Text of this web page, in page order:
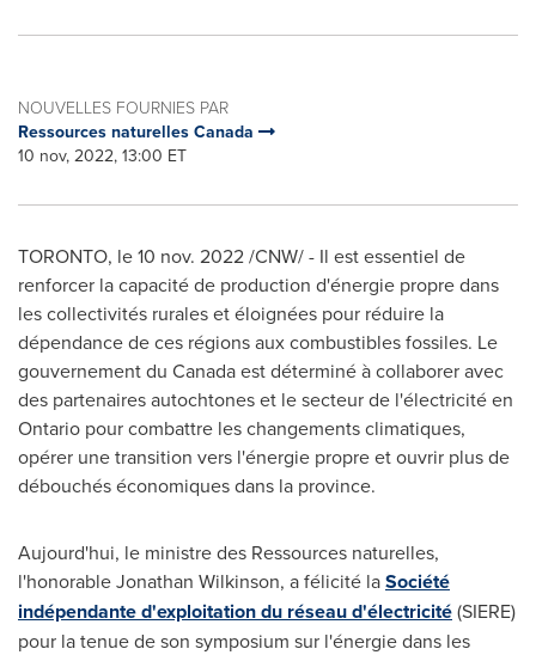
NOUVELLES FOURNIES PAR
Ressources naturelles Canada
10 nov, 2022, 13:00 ET
TORONTO, le10 nov. 2022/CNW/ - Il est essentiel de
renforcer la capacité de production d'énergie propre dans
les collectivités rurales et éloignées pour réduire la
dépendance de ces régions aux combustibles fossiles. Le
gouvernement du Canadaest déterminé à collaborer avec
des partenaires autochtones et le secteur de l'électricité en
Ontario pour combattre les changements climatiques,
opérer une transition vers l'énergie propre et ouvrir plus de
débouchés économiques dans la province.
Aujourd'hui, le ministre des Ressources naturelles,
l'honorableJonathan Wilkinson, a félicité laSociété
indépendante d'exploitation du réseau d'électricité(SIERE)
pour la tenue de son symposium sur l'énergie dans les